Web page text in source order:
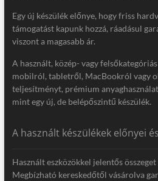
Egy új készülék előnye, hogy friss
támogatást kapunk hozzá, ráadásul
viszont a magasabb ár.
A használt, közép- vagy
mobilról, tabletről, MacBookról vagy
teljesítményt, prémium
mint egy új, de belépőszintű készülék.
A használt készülékek előnyei
Használt eszközökkel jelentős
Megbízható kereskedőtől vásárolva